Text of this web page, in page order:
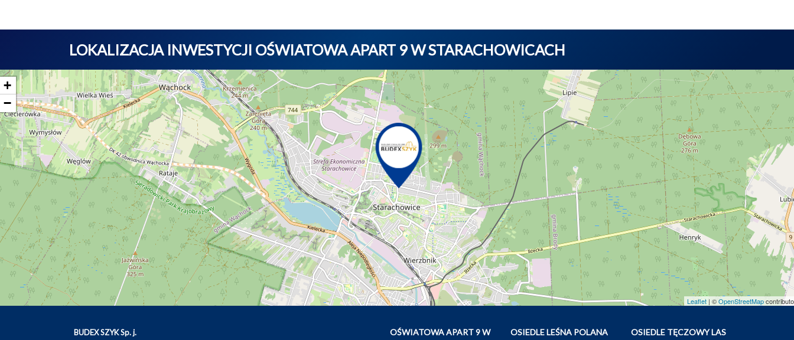
LOKALIZACJA INWESTYCJI OŚWIATOWA APART 9 W STARACHOWICACH
+
−
Leaflet| ©OpenStreetMap
BUDEX SZYK Sp. j.
OŚWIATOWA APART 9 W
OSIEDLE LEŚNA POLANA
OSIEDLE TĘCZOWY LAS